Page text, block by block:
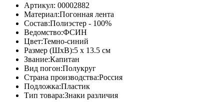
Артикул: 00002882
Материал:Погонная лента
Состав:Полиэстер - 100%
Ведомство:ФСИН
Цвет:Темно-синий
Размер (ШхВ):5 x 13.5 см
Звание:Капитан
Вид погон:Полукруг
Страна производства:Россия
Подложка:Пластик
Тип товара:Знаки различия